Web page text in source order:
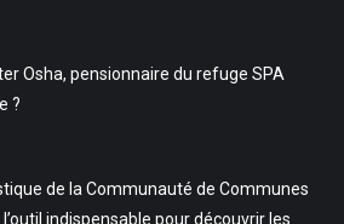
Osha, pensionnaire du refuge SPA
?
de la Communauté de Communes
indispensable pour découvrir les